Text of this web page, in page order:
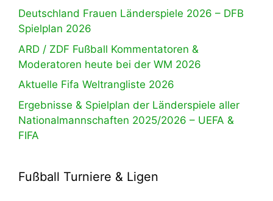
Deutschland Frauen Länderspiele 2026 – DFB
Spielplan 2026
ARD / ZDF Fußball Kommentatoren &
Moderatoren heute bei der WM 2026
Aktuelle Fifa Weltrangliste 2026
Ergebnisse & Spielplan der Länderspiele aller
Nationalmannschaften 2025/2026 – UEFA &
FIFA
Fußball Turniere & Ligen